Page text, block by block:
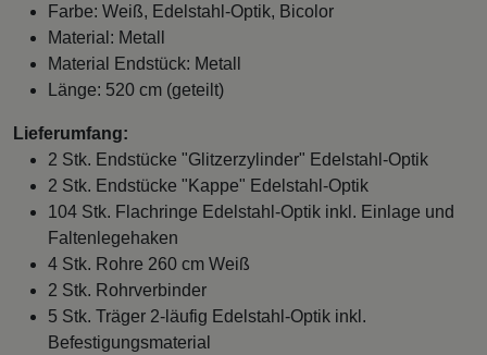
Farbe: Weiß, Edelstahl-Optik, Bicolor
Material: Metall
Material Endstück: Metall
Länge: 520 cm (geteilt)
Lieferumfang:
2 Stk. Endstücke "Glitzerzylinder" Edelstahl-Optik
2 Stk. Endstücke "Kappe" Edelstahl-Optik
104 Stk. Flachringe Edelstahl-Optik inkl. Einlage und
Faltenlegehaken
4 Stk. Rohre 260 cm Weiß
2 Stk. Rohrverbinder
5 Stk. Träger 2-läufig Edelstahl-Optik inkl.
Befestigungsmaterial